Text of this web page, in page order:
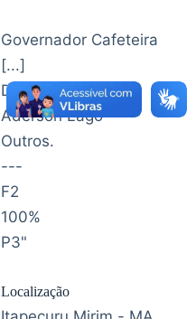
Governador Cafeteira
[...]
Diretor Presidente
Aderson Lago
Outros.
---
F2
100%
P3"
Localização